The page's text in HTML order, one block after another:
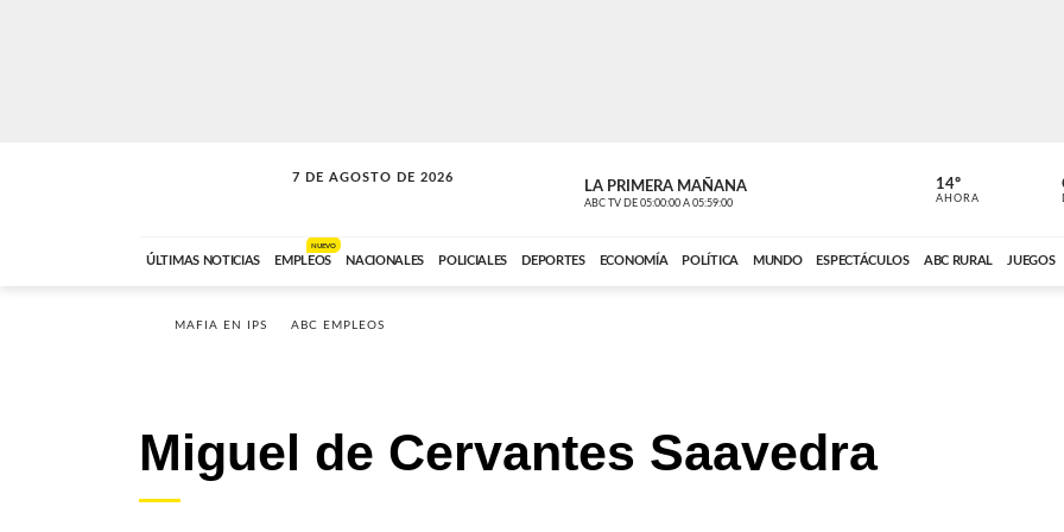
7 DE AGOSTO DE 2026
SOLO MÚSICA LA PRIMERA MAÑANA
ABC TV DE 05:00:00 A 05:59:00
LA
ABC CARDINAL
14º
AHORA
ÚLTIMAS NOTICIAS EMPLEOS
NUEVO
NACIONALES POLICIALES DEPORTES ECONOMÍA POLÍTICA MUNDO ESPECTÁCULOS ABC RURAL JUEGOS
MAFIA EN IPS ABC EMPLEOS
Miguel de Cervantes Saavedra